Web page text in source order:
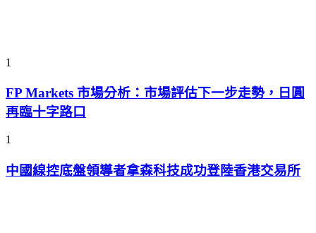
1
FP Markets 市場分析：市場評估下一步走勢，日圓
再臨十字路口
1
中國線控底盤領導者拿森科技成功登陸香港交易所